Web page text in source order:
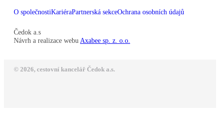
O společnostiKariéraPartnerská sekceOchrana osobních údajů
Čedok a.s
Návrh a realizace webu Axabee sp. z. o.o.
© 2026, cestovní kancelář Čedok a.s.